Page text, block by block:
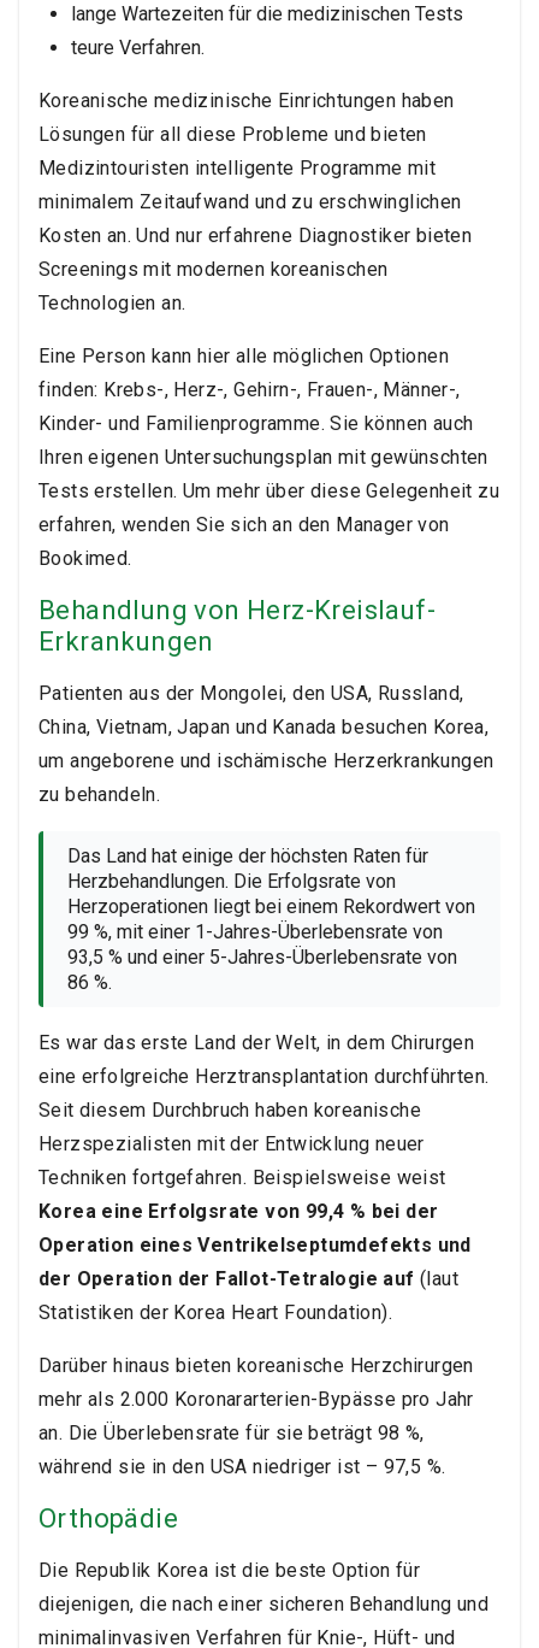
lange Wartezeiten für die medizinischen Tests
teure Verfahren.
Koreanische medizinische Einrichtungen haben
Lösungen für all diese Probleme und bieten
Medizintouristen intelligente Programme mit
minimalem Zeitaufwand und zu erschwinglichen
Kosten an. Und nur erfahrene Diagnostiker bieten
Screenings mit modernen koreanischen
Technologien an.
Eine Person kann hier alle möglichen Optionen
finden: Krebs-, Herz-, Gehirn-, Frauen-, Männer-,
Kinder- und Familienprogramme. Sie können auch
Ihren eigenen Untersuchungsplan mit gewünschten
Tests erstellen. Um mehr über diese Gelegenheit zu
erfahren, wenden Sie sich an den Manager von
Bookimed.
Behandlung von Herz-Kreislauf-
Erkrankungen
Patienten aus der Mongolei, den USA, Russland,
China, Vietnam, Japan und Kanada besuchen Korea,
um angeborene und ischämische Herzerkrankungen
zu behandeln.
Das Land hat einige der höchsten Raten für
Herzbehandlungen. Die Erfolgsrate von
Herzoperationen liegt bei einem Rekordwert von
99 %, mit einer 1-Jahres-Überlebensrate von
93,5 % und einer 5-Jahres-Überlebensrate von
86 %.
Es war das erste Land der Welt, in dem Chirurgen
eine erfolgreiche Herztransplantation durchführten.
Seit diesem Durchbruch haben koreanische
Herzspezialisten mit der Entwicklung neuer
Techniken fortgefahren. Beispielsweise weist
Korea eine Erfolgsrate von 99,4 % bei der
Operation eines Ventrikelseptumdefekts und
der Operation der Fallot-Tetralogie auf (laut
Statistiken der Korea Heart Foundation).
Darüber hinaus bieten koreanische Herzchirurgen
mehr als 2.000 Koronararterien-Bypässe pro Jahr
an. Die Überlebensrate für sie beträgt 98 %,
während sie in den USA niedriger ist – 97,5 %.
Orthopädie
Die Republik Korea ist die beste Option für
diejenigen, die nach einer sicheren Behandlung und
minimalinvasiven Verfahren für Knie-, Hüft- und